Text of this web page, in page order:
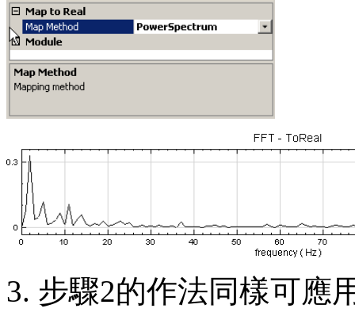
步驟2的作法同樣可應